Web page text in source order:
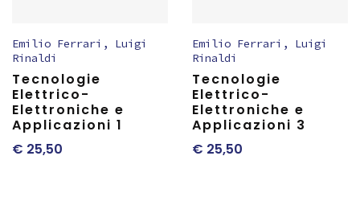
Emilio Ferrari , Luigi
Rinaldi
Tecnologie
Elettrico-
Elettroniche e
Applicazioni 1
€ 25,50
Emilio Ferrari , Luigi
Rinaldi
Tecnologie
Elettrico-
Elettroniche e
Applicazioni 3
€ 25,50